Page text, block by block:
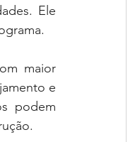
Ele
maior
e
podem